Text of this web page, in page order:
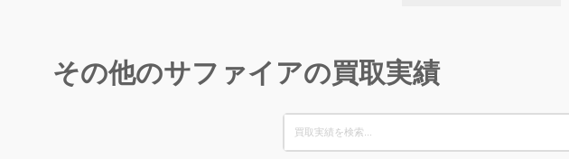
その他のサファイアの買取実績
Search
for: